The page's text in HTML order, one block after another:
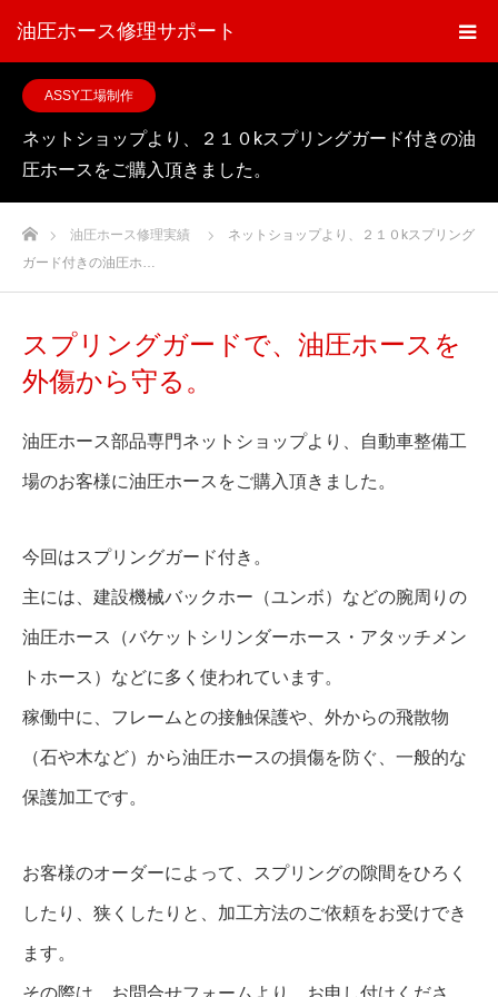
油圧ホース修理サポート
ASSY工場制作
ネットショップより、２１０kスプリングガード付きの油
圧ホースをご購入頂きました。
ホーム油圧ホース修理実績
ネットショップより、２１０kスプリング
ガード付きの油圧ホ…
スプリングガードで、油圧ホースを
外傷から守る。
油圧ホース部品専門ネットショップより、自動車整備工
場のお客様に油圧ホースをご購入頂きました。
今回はスプリングガード付き。
主には、建設機械バックホー（ユンボ）などの腕周りの
油圧ホース（バケットシリンダーホース・アタッチメン
トホース）などに多く使われています。
稼働中に、フレームとの接触保護や、外からの飛散物
（石や木など）から油圧ホースの損傷を防ぐ、一般的な
保護加工です。
お客様のオーダーによって、スプリングの隙間をひろく
したり、狭くしたりと、加工方法のご依頼をお受けでき
ます。
その際は、お問合せフォームより、お申し付けくださ